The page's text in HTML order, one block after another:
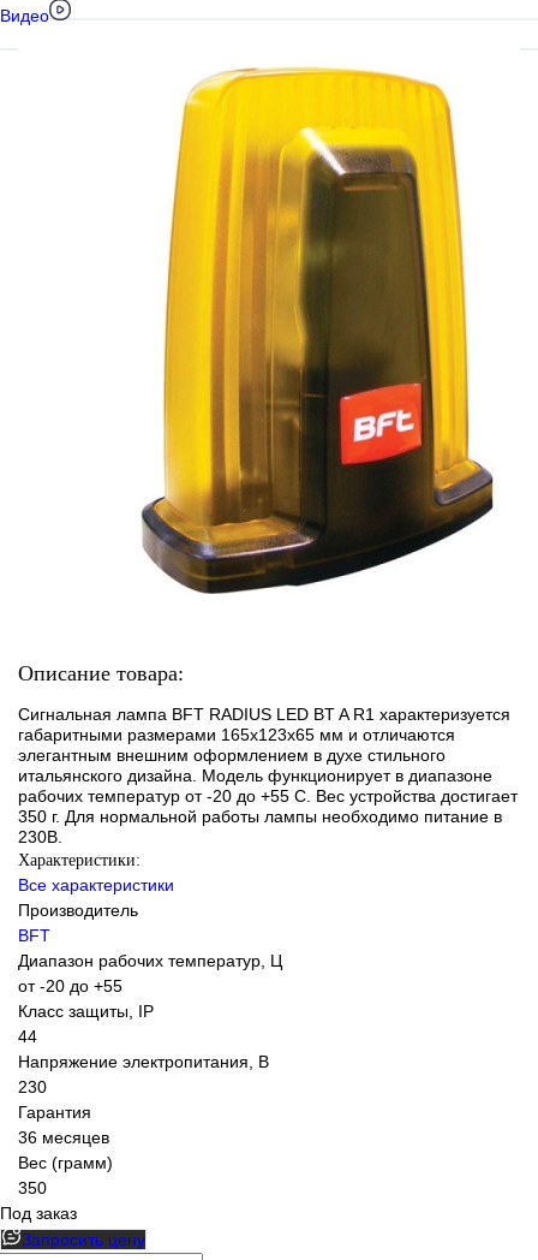
Видео
Описание товара:
Сигнальная лампа BFT RADIUS LED BT A R1 характеризуется
габаритными размерами 165х123х65 мм и отличаются
элегантным внешним оформлением в духе стильного
итальянского дизайна. Модель функционирует в диапазоне
рабочих температур от -20 до +55 С. Вес устройства достигает
350 г. Для нормальной работы лампы необходимо питание в
230В.
Характеристики:
Все характеристики
Производитель
BFT
Диапазон рабочих температур, Ц
от -20 до +55
Класс защиты, IP
44
Напряжение электропитания, В
230
Гарантия
36 месяцев
Вес (грамм)
350
Под заказ
Запросить цену